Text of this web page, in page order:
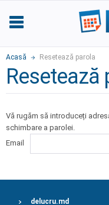
Acasă Resetează parola
Resetează
Vă rugăm să introduceți
schimbare a parolei.
Email
delucru.md